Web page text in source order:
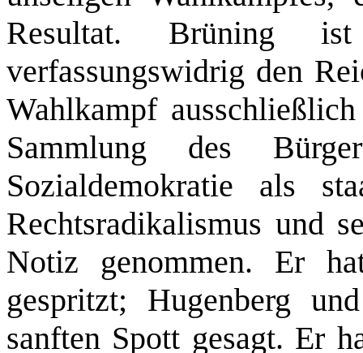
Resultat. Brüning
verfassungswidrig den
Wahlkampf
Sammlung des
Sozialdemokratie als
Rechtsradikalismus und
Notiz genommen. Er
gespritzt; Hugenberg
sanften Spott gesagt. Er